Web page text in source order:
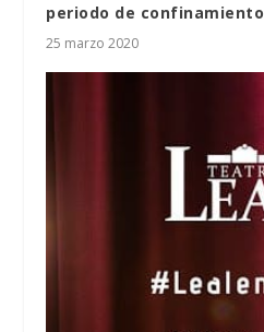
periodo de confinamiento
25 marzo 2020